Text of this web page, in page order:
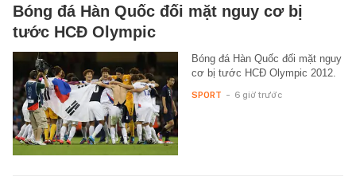
Bóng đá Hàn Quốc đối mặt nguy cơ bị
tước HCĐ Olympic
Bóng đá Hàn Quốc đối mặt nguy
cơ bị tước HCĐ Olympic 2012.
SPORT - 6 giờ trước